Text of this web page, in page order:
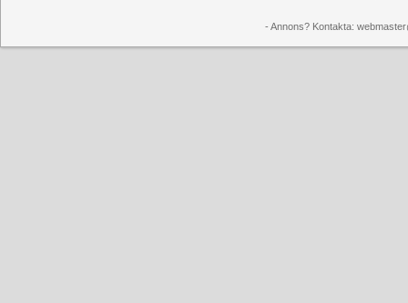
- Annons? Kontakta: